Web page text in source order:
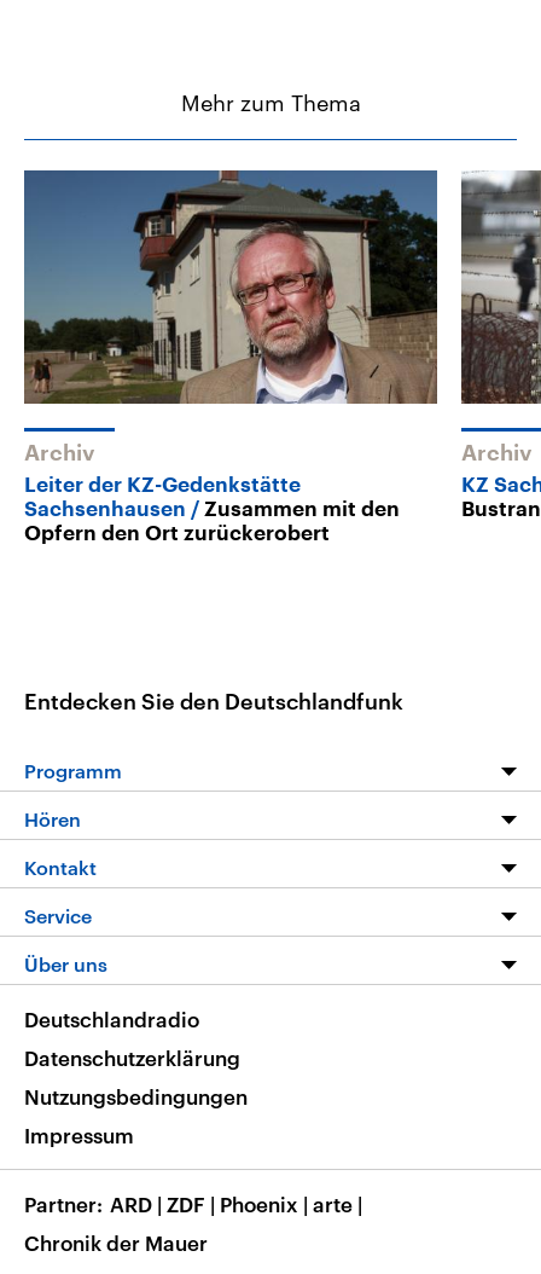
Mehr zum Thema
Archiv
Leiter der KZ-Gedenkstätte
Sachsenhausen
Zusammen mit den
Opfern den Ort zurückerobert
Archiv
KZ
Entdecken Sie den Deutschlandfunk
Programm
Programm
Die Nachrichten
Nachrichtenleicht
Neue Beiträge auf dlf.de
Hören
Livestream
Podcasts
Deutschlandfunk App
Nachrichten App
Frequenzen
Kontakt
Hörerservice
Service
FAQ
Veranstaltungen
Musikliste
RSS
Über uns
Barrierefreiheit
Deutschlandradio
Datenschutzerklärung
Nutzungsbedingungen
Impressum
Partner ARD | ZDF | Phoenix | arte |
Chronik der Mauer